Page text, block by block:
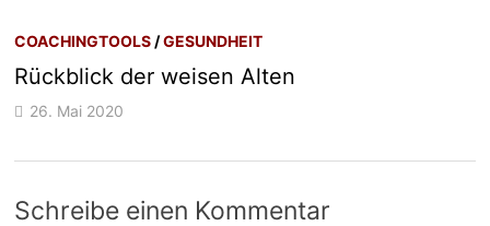
COACHINGTOOLS /GESUNDHEIT
Rückblick der weisen Alten
26. Mai 2020
Schreibe einen Kommentar